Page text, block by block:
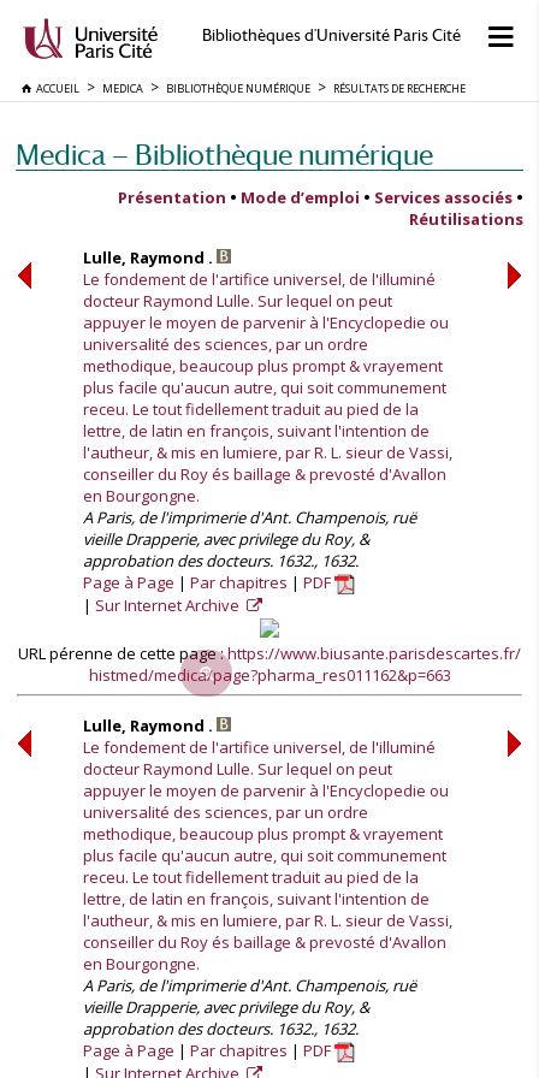
Bibliothèques d'Université Paris Cité
ACCUEIL MEDICA BIBLIOTHÈQUE NUMÉRIQUE RÉSULTATS DE RECHERCHE
Medica — Bibliothèque numérique
Présentation • Mode d’emploi • Services associés •
Réutilisations
Lulle, Raymond .
Le fondement de l'artifice universel, de l'illuminé
docteur Raymond Lulle. Sur lequel on peut
appuyer le moyen de parvenir à l'Encyclopedie ou
universalité des sciences, par un ordre
methodique, beaucoup plus prompt & vrayement
plus facile qu'aucun autre, qui soit communement
receu. Le tout fidellement traduit au pied de la
lettre, de latin en françois, suivant l'intention de
l'autheur, & mis en lumiere, par R. L. sieur de Vassi,
conseiller du Roy és baillage & prevosté d'Avallon
en Bourgongne.
A Paris, de l'imprimerie d'Ant. Champenois, ruë
vieille Drapperie, avec privilege du Roy, &
approbation des docteurs. 1632., 1632.
Page à Page
Par chapitres
PDF
Sur Internet Archive
URL pérenne de cette page :https://www.biusante.parisdescartes.fr/
histmed/medica/page?pharma_res011162&p=663
Lulle, Raymond .
Le fondement de l'artifice universel, de l'illuminé
docteur Raymond Lulle. Sur lequel on peut
appuyer le moyen de parvenir à l'Encyclopedie ou
universalité des sciences, par un ordre
methodique, beaucoup plus prompt & vrayement
plus facile qu'aucun autre, qui soit communement
receu. Le tout fidellement traduit au pied de la
lettre, de latin en françois, suivant l'intention de
l'autheur, & mis en lumiere, par R. L. sieur de Vassi,
conseiller du Roy és baillage & prevosté d'Avallon
en Bourgongne.
A Paris, de l'imprimerie d'Ant. Champenois, ruë
vieille Drapperie, avec privilege du Roy, &
approbation des docteurs. 1632., 1632.
Page à Page
Par chapitres
PDF
Sur Internet Archive